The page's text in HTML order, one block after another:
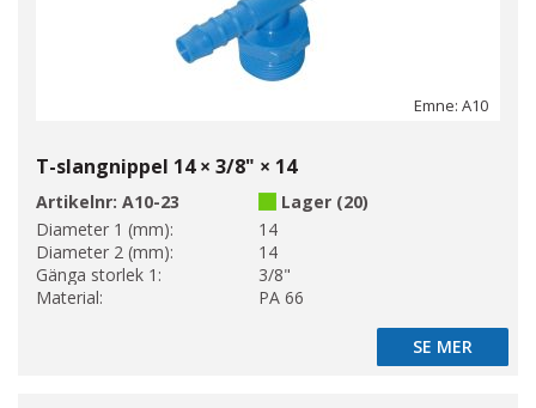
Emne: A10
T-slangnippel 14 × 3/8" × 14
Artikelnr: A10-23
Lager (20)
Diameter 1 (mm):
14
Diameter 2 (mm):
14
Gänga storlek 1:
3/8"
Material:
PA 66
SE MER
SE MER